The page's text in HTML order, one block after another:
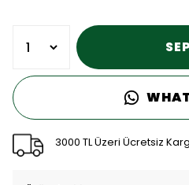
3000 TL Üzeri Ücretsiz